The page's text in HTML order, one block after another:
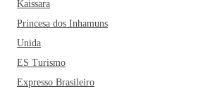
Kaissara
Princesa dos Inhamuns
Unida
ES Turismo
Expresso Brasileiro